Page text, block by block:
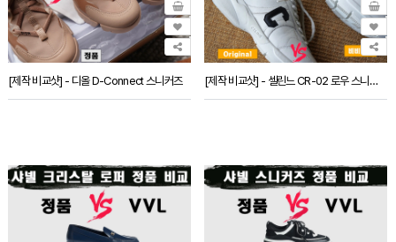
[제작 비교샷] - 디올 D-Connect 스니커즈 [제작 비교샷] - 셀린느 CR-02 로우 스니커즈